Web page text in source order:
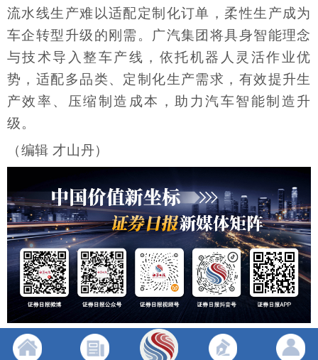
流水线生产难以适配定制化订单，柔性生产成为
车企转型升级的刚需。广汽集团将具身智能理念
与技术导入整车产线，依托机器人灵活作业优
势，适配多品类、定制化生产需求，有效提升生
产效率、压缩制造成本，助力汽车智能制造升
级。
（编辑 才山丹）